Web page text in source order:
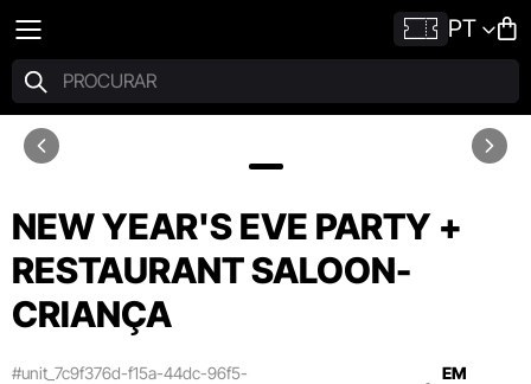
PT
NEW YEAR'S EVE PARTY +
RESTAURANT SALOON-
CRIANÇA
#unit_7c9f376d-f15a-44dc-96f5-
EM